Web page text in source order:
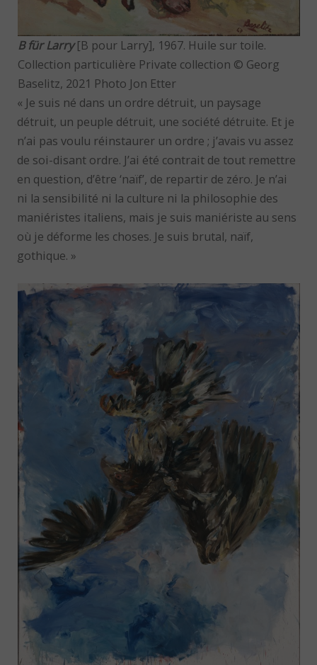
B für Larry[B pour Larry], 1967. Huile sur toile.
Collection particulière Private collection © Georg
Baselitz, 2021 Photo Jon Etter
« Je suis né dans un ordre détruit, un paysage
détruit, un peuple détruit, une société détruite. Et je
n’ai pas voulu réinstaurer un ordre ; j’avais vu assez
de soi-disant ordre. J’ai été contrait de tout remettre
en question, d’être ‘naïf’, de repartir de zéro. Je n’ai
ni la sensibilité ni la culture ni la philosophie des
maniéristes italiens, mais je suis maniériste au sens
où je déforme les choses. Je suis brutal, naïf,
gothique. »